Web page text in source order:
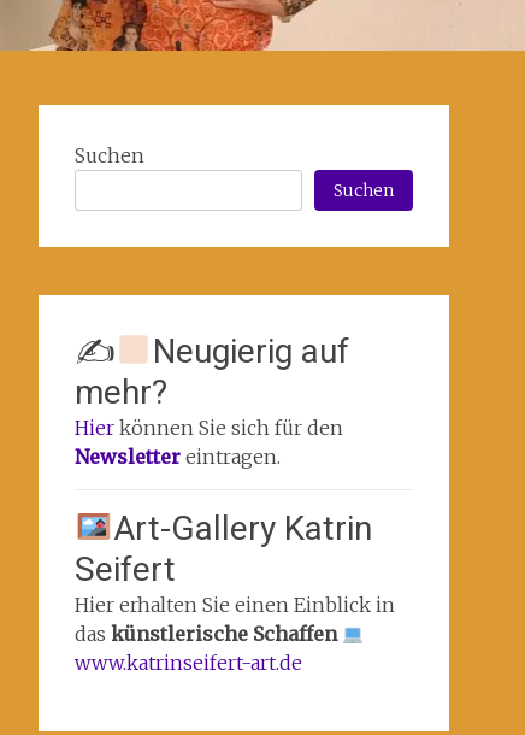
Suchen
Suchen
✍
Neugierig auf
mehr?
Hierkönnen Sie sich für den
Newsletter eintragen.
Art-Gallery Katrin
Seifert
Hier erhalten Sie einen Einblick in
das künstlerische Schaffen
www.katrinseifert-art.de